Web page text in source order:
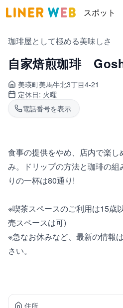
スポット
珈琲屋として極める美味しさ
自家焙煎珈琲
美瑛町美馬牛北3丁目4-21
定休日: 火曜
電話番号を表示
食事の提供をやめ、店内で楽
み。ドリップの方法と珈琲の
りの一杯は80通り!
※喫茶スペースのご利用は15歳
売スペースは可)
※急なお休みなど、最新の情報
さい。
住所